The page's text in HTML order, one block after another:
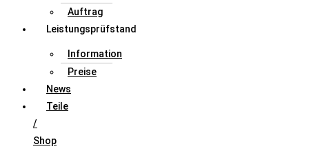
Auftrag
Leistungsprüfstand
Information
Preise
News
Teile
/
Shop